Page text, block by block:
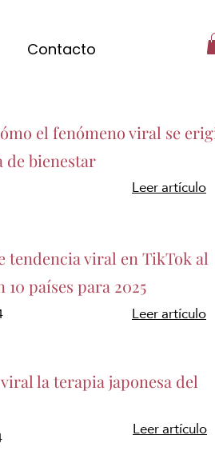
Contacto
el fenómeno viral se
de bienestar
Leer artículo
tendencia viral en TikTok al
países para 2025
Leer artículo
la terapia japonesa del
Leer artículo